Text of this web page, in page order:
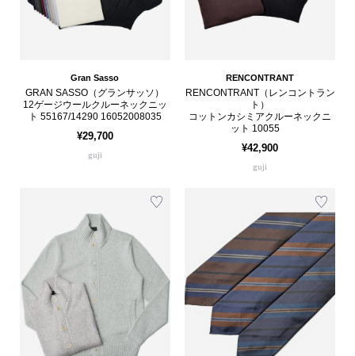
Gran Sasso
GRAN SASSO（グランサッソ）
12ゲージウールクルーネックニッ
ト 55167/14290 16052008035
¥29,700
guji
RENCONTRANT
RENCONTRANT（レンコントラン
ト）
コットンカシミアクルーネックニ
ット 10055
¥42,900
guji